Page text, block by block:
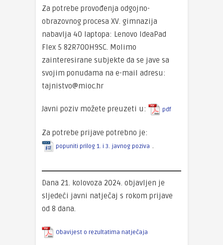
Za potrebe provođenja odgojno-
obrazovnog procesa XV. gimnazija
nabavlja 40 laptopa: Lenovo IdeaPad
Flex 5 82R700H9SC. Molimo
zainteresirane subjekte da se jave sa
svojim ponudama na e-mail adresu:
tajnistvo@mioc.hr
Javni poziv možete preuzeti u: pdf
Za potrebe prijave potrebno je:
popuniti prilog 1. i 3. javnog poziva .
Dana 21. kolovoza 2024. objavljen je
sljedeći javni natječaj s rokom prijave
od 8 dana.
Obavijest o rezultatima natječaja